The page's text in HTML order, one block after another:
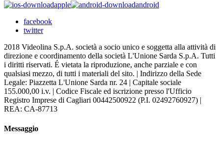
apple
android
facebook
twitter
2018 Videolina S.p.A. società a socio unico e soggetta alla attività di
direzione e coordinamento della società L'Unione Sarda S.p.A. Tutti
i diritti riservati. É vietata la riproduzione, anche parziale e con
qualsiasi mezzo, di tutti i materiali del sito. | Indirizzo della Sede
Legale: Piazzetta L'Unione Sarda nr. 24 | Capitale sociale
155.000,00 i.v. | Codice Fiscale ed iscrizione presso l'Ufficio
Registro Imprese di Cagliari 00442500922 (P.I. 02492760927) |
REA: CA-87713
Messaggio